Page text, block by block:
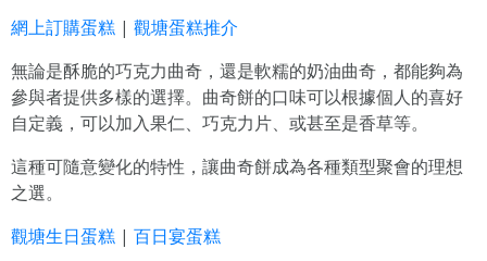
網上訂購蛋糕 | 觀塘蛋糕推介
無論是酥脆的巧克力曲奇，還是軟糯的奶油曲奇，都能夠為
參與者提供多樣的選擇。曲奇餅的口味可以根據個人的喜好
自定義，可以加入果仁、巧克力片、或甚至是香草等。
這種可隨意變化的特性，讓曲奇餅成為各種類型聚會的理想
之選。
觀塘生日蛋糕 | 百日宴蛋糕